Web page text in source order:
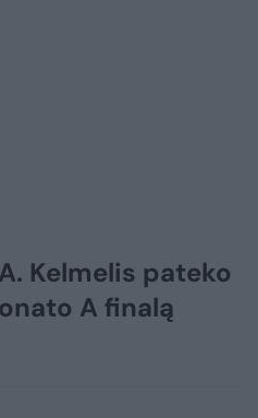
Kelmelis pateko
A finalą